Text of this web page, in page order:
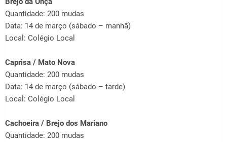
Quantidade: 200 mudas
Data: 14 de março (sábado – manhã)
Local: Colégio Local
Caprisa / Mato Nova
Quantidade: 200 mudas
Data: 14 de março (sábado – tarde)
Local: Colégio Local
Cachoeira / Brejo dos Mariano
Quantidade: 200 mudas